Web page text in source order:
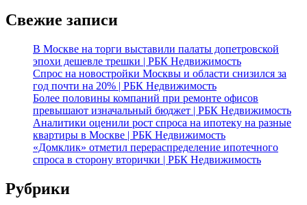
Свежие записи
В Москве на торги выставили палаты допетровской
эпохи дешевле трешки | РБК Недвижимость
Спрос на новостройки Москвы и области снизился за
год почти на 20% | РБК Недвижимость
Более половины компаний при ремонте офисов
превышают изначальный бюджет | РБК Недвижимость
Аналитики оценили рост спроса на ипотеку на разные
квартиры в Москве | РБК Недвижимость
«Домклик» отметил перераспределение ипотечного
спроса в сторону вторички | РБК Недвижимость
Рубрики